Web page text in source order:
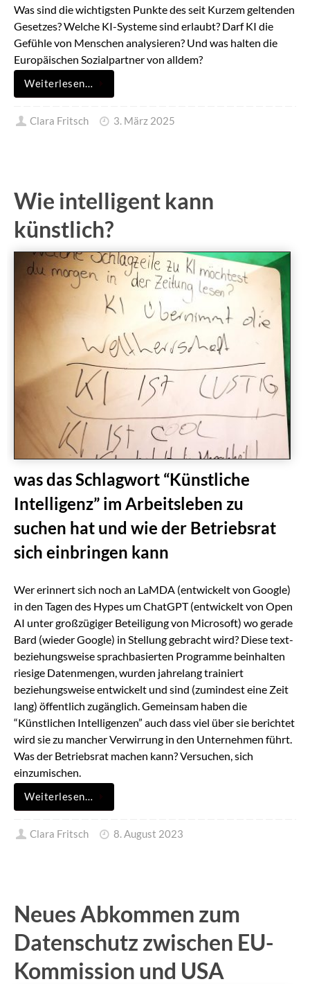
Was sind die wichtigsten Punkte des seit Kurzem geltenden
Gesetzes? Welche KI-Systeme sind erlaubt? Darf KI die
Gefühle von Menschen analysieren? Und was halten die
Europäischen Sozialpartner von alldem?
Weiterlesen…
Clara Fritsch 3. März 2025
Wie intelligent kann
künstlich?
was das Schlagwort “Künstliche
Intelligenz” im Arbeitsleben zu
suchen hat und wie der Betriebsrat
sich einbringen kann
Wer erinnert sich noch an LaMDA (entwickelt von Google)
in den Tagen des Hypes um ChatGPT (entwickelt von Open
AI unter großzügiger Beteiligung von Microsoft) wo gerade
Bard (wieder Google) in Stellung gebracht wird? Diese text-
beziehungsweise sprachbasierten Programme beinhalten
riesige Datenmengen, wurden jahrelang trainiert
beziehungsweise entwickelt und sind (zumindest eine Zeit
lang) öffentlich zugänglich. Gemeinsam haben die
“Künstlichen Intelligenzen” auch dass viel über sie berichtet
wird sie zu mancher Verwirrung in den Unternehmen führt.
Was der Betriebsrat machen kann? Versuchen, sich
einzumischen.
Weiterlesen…
Clara Fritsch 8. August 2023
Neues Abkommen zum
Datenschutz zwischen EU-
Kommission und USA